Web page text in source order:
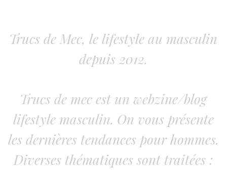
Trucs de Mec, le lifestyle au masculin
depuis 2012.
Trucs de mec est un webzine/blog
lifestyle masculin. On vous présente
les dernières tendances pour hommes.
Diverses thématiques sont traitées :